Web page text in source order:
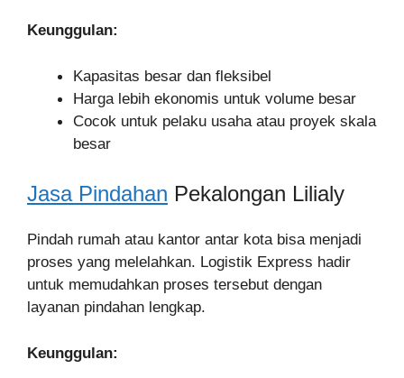
Keunggulan:
Kapasitas besar dan fleksibel
Harga lebih ekonomis untuk volume besar
Cocok untuk pelaku usaha atau proyek skala
besar
Jasa Pindahan Pekalongan Lilialy
Pindah rumah atau kantor antar kota bisa menjadi
proses yang melelahkan. Logistik Express hadir
untuk memudahkan proses tersebut dengan
layanan pindahan lengkap.
Keunggulan: